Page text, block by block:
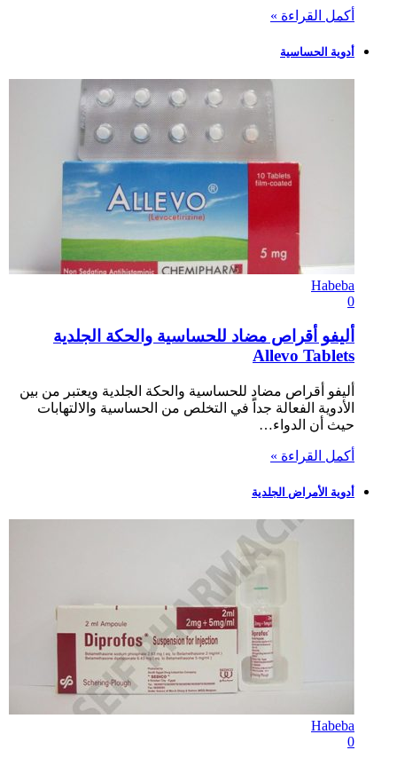
أكمل القراءة »
أدوية الحساسية
Habeba
0
أليفو أقراص مضاد للحساسية والحكة الجلدية
Allevo Tablets
أليفو أقراص مضاد للحساسية والحكة الجلدية ويعتبر من بين
الأدوية الفعالة جداًَ في التخلص من الحساسية والالتهابات
حيث أن الدواء…
أكمل القراءة »
أدوية الأمراض الجلدية
Habeba
0